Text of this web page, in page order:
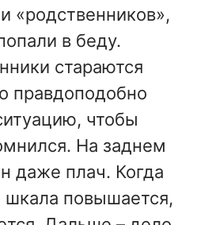
«родственников»,
в беду.
стараются
правдоподобно
чтобы
На заднем
даже плач. Когда
шкала повышается,